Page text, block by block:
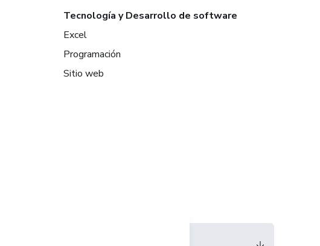
Tecnología y Desarrollo de software
Excel
Programación
Sitio web